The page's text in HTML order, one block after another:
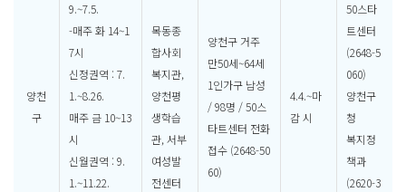
양천
구
9.~7.5.
-매주 화 14~1
7시
신정권역 : 7.
1.~8.26.
매주 금 10~13
시
신월권역 : 9.
1.~11.22.
목동종
합사회
복지관,
양천평
생학습
관, 서부
여성발
전센터
양천구 거주
만50세~64세
1인가구 남성
/ 98명 / 50스
타트센터 전화
접수 (2648-50
60)
4.4.~마
감 시
50스타
트센터
(2648-5
060)
양천구
청
복지정
책과
(2620-3